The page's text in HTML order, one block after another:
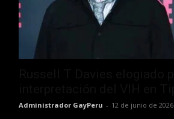
Administrador GayPeru - 12 de junio de 2026